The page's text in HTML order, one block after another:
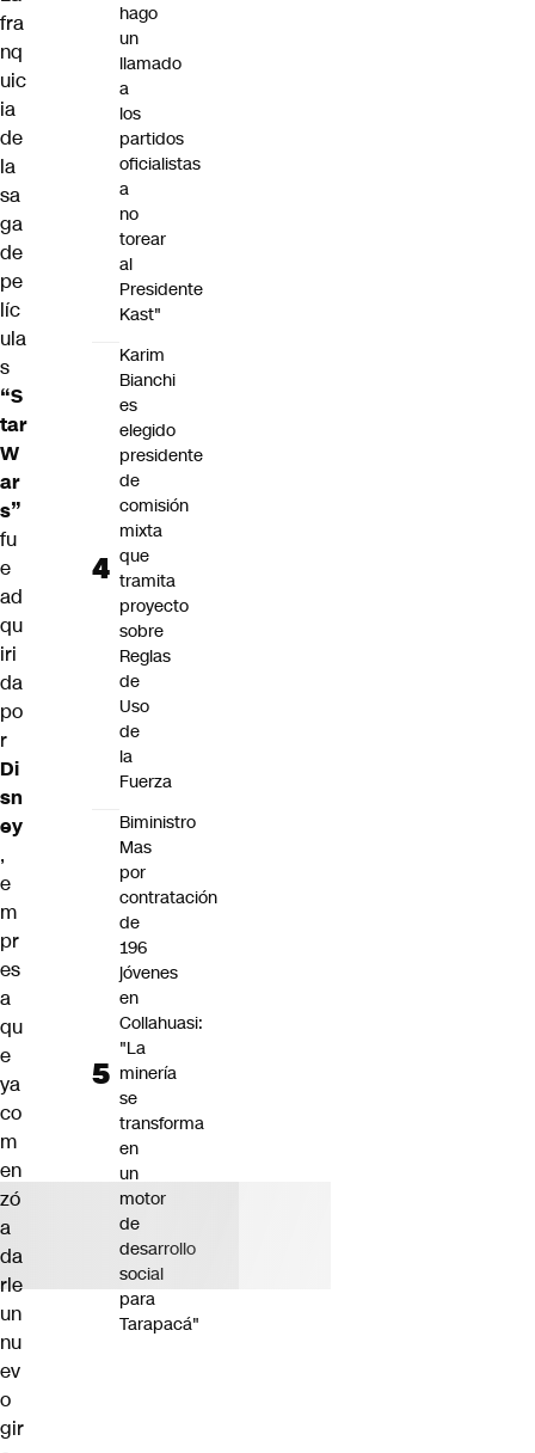
fra
nq
uic
ia
de
la
sa
ga
de
pe
líc
ula
s
“S
tar
W
ar
s”
fu
e
ad
qu
iri
da
po
r
Di
sn
ey
,
e
m
pr
es
a
qu
e
ya
co
m
en
zó
a
da
rle
un
nu
ev
o
gir
hago
un
llamado
a
los
partidos
oficialistas
a
no
torear
al
Presidente
Kast"
Karim
Bianchi
es
elegido
presidente
de
comisión
mixta
que
tramita
proyecto
sobre
Reglas
de
Uso
de
la
Fuerza
Biministro
Mas
por
contratación
de
196
jóvenes
en
Collahuasi:
"La
minería
se
transforma
en
un
motor
de
desarrollo
social
para
Tarapacá"